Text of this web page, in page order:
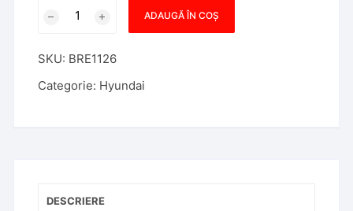
Carcasa
Hyundai
Tucson,
ADAUGĂ ÎN COȘ
SKU: BRE1126
Categorie: Hyundai
DESCRIERE